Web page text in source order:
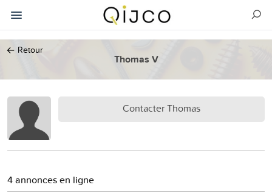
← Retour
Thomas V
Contacter Thomas
4 annonces en ligne